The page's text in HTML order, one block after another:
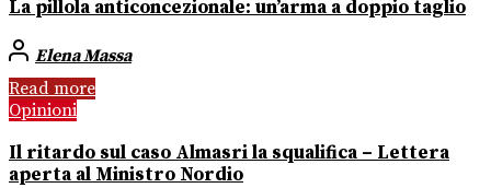
La pillola anticoncezionale: un’arma a doppio taglio
Elena Massa
Read more
Opinioni
Il ritardo sul caso Almasri la squalifica – Lettera
aperta al Ministro Nordio